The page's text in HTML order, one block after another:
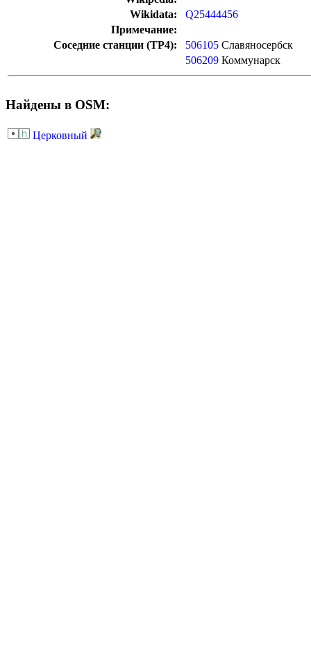
Wikidata:
Q25444456
Примечание:
Соседние станции (ТР4):
506105 Славяносербск
506209 Коммунарск
Найдены в OSM:
Церковный